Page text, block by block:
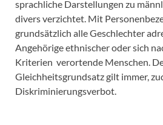
sprachliche Darstellungen zu
divers verzichtet. Mit
grundsätzlich alle Geschlechter
Angehörige ethnischer oder sich
Kriterien verortende Menschen.
Gleichheitsgrundsatz gilt immer,
Diskriminierungsverbot.